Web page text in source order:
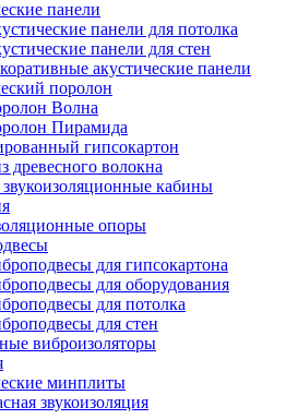
панели
панели для потолка
панели для стен
акустические панели
поролон
Волна
Пирамида
гипсокартон
древесного волокна
кабины
опоры
для гипсокартона
для оборудования
для потолка
для стен
виброизоляторы
минплиты
звукоизоляция